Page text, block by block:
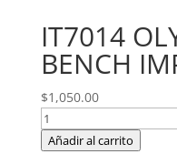
IT7014
BENCH
$1,050.00
IT7014
OLYMPIC
Añadir al carrito